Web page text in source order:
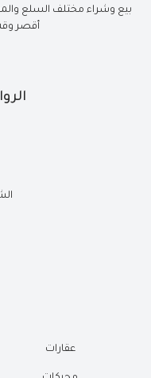
بيع وشراء مختلف السلع
أقصر
عقارات